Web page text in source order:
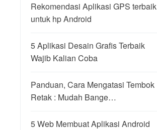
Rekomendasi Aplikasi GPS terbaik
untuk hp Android
5 Aplikasi Desain Grafis Terbaik
Wajib Kalian Coba
Panduan, Cara Mengatasi Tembok
Retak : Mudah Bange…
5 Web Membuat Aplikasi Android